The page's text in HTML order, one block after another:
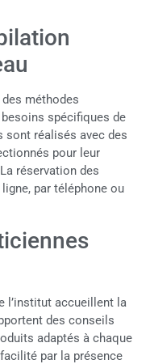
méthodes
spécifiques de
sont réalisés avec des
pour leur
réservation des
par téléphone ou
l’institut accueillent la
des conseils
adaptés à chaque
par la présence